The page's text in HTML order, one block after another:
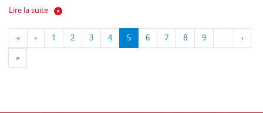
Lire la suite
« ‹ 1 2 3 4 5 6 7 8 9 … ›
»